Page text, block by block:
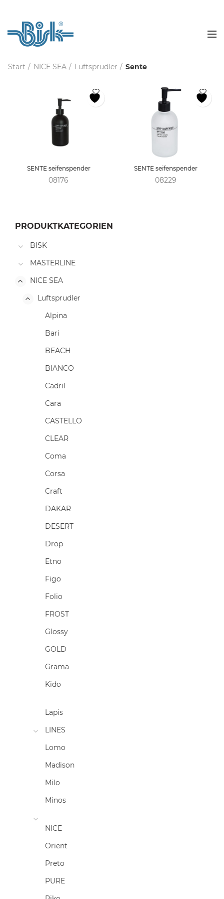
Start NICE SEA Luftsprudler Sente
SENTE seifenspender
08176
SENTE seifenspender
08229
PRODUKTKATEGORIEN
BISK
MASTERLINE
NICE SEA
Luftsprudler
Alpina
Bari
BEACH
BIANCO
Cadril
Cara
CASTELLO
CLEAR
Coma
Corsa
Craft
DAKAR
DESERT
Drop
Etno
Figo
Folio
FROST
Glossy
GOLD
Grama
Kido
Lapis
LINES
Lomo
Madison
Milo
Minos
NICE
Orient
Preto
PURE